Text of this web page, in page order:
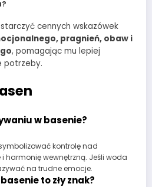
cennych wskazówek
pragnień, obaw i
, pomagając mu lepiej
potrzeby.
w basenie?
kontrolę nad
harmonię wewnętrzną. Jeśli woda
na trudne emocje.
to zły znak?